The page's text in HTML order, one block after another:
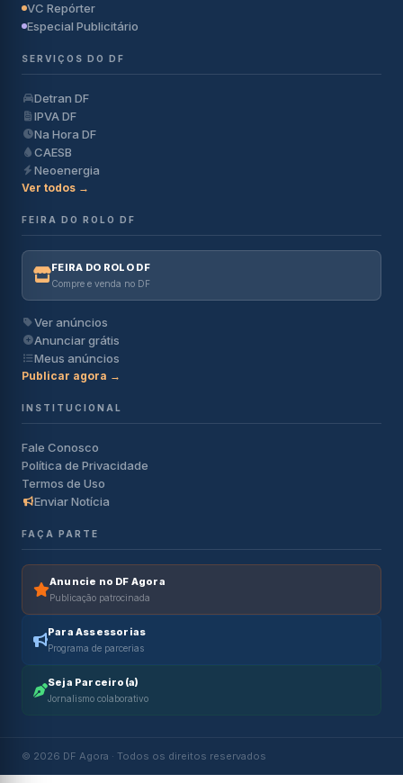
VC Repórter
Especial Publicitário
SERVIÇOS DO DF
Detran DF
IPVA DF
Na Hora DF
CAESB
Neoenergia
Ver todos →
FEIRA DO ROLO DF
FEIRA DO ROLO DF
Compre e venda no DF
Ver anúncios
Anunciar grátis
Meus anúncios
Publicar agora →
INSTITUCIONAL
Fale Conosco
Política de Privacidade
Termos de Uso
Enviar Notícia
FAÇA PARTE
Anuncie no DF Agora
Publicação patrocinada
Para Assessorias
Programa de parcerias
Seja Parceiro(a)
Jornalismo colaborativo
© 2026 DF Agora · Todos os direitos reservados